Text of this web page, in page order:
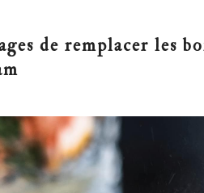
de remplacer les